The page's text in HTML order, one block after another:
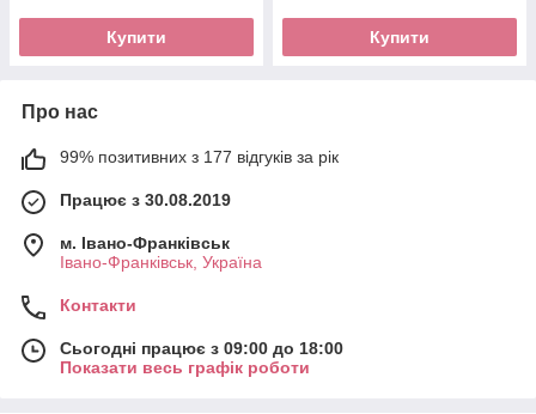
Купити Купити
Про нас
99% позитивних з 177 відгуків за рік
Працює з 30.08.2019
м. Івано-Франківськ
Івано-Франківськ, Україна
Контакти
Сьогодні працює з 09:00 до 18:00
Показати весь графік роботи